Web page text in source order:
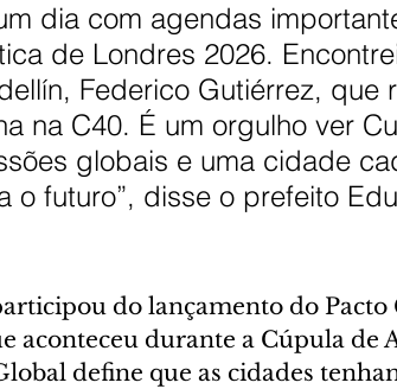
dia com agendas
de Londres 2026.
Federico Gutiérrez, que
na C40. É um orgulho ver
globais e uma cidade
o futuro”, disse o prefeito
do lançamento do Pacto
aconteceu durante a Cúpula de
define que as cidades